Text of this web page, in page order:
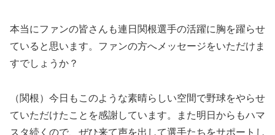
本当にファンの皆さんも連日関根選手の活躍に胸を躍らせ
ていると思います。ファンの方へメッセージをいただけま
すでしょうか？
（関根）今日もこのような素晴らしい空間で野球をやらせ
ていただけたことを感謝しています。また明日からもハマ
スタ続くので、ぜひ来て声を出して選手たちをサポートし